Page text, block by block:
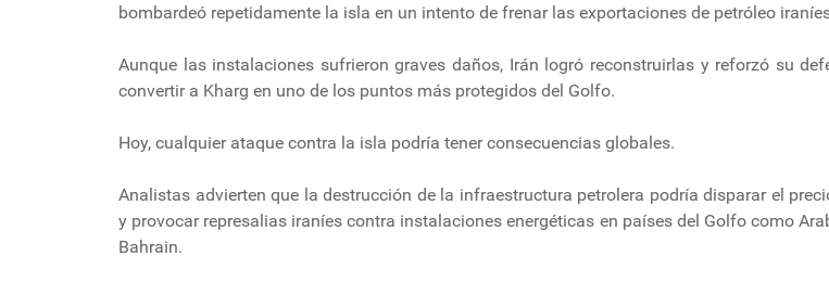
bombardeó repetidamente la isla en un intento de frenar las exportaciones de petróleo
Aunque las instalaciones sufrieron graves daños, Irán logró reconstruirlas y reforzó su
convertir a Kharg en uno de los puntos más protegidos del Golfo.
Hoy, cualquier ataque contra la isla podría tener consecuencias globales.
Analistas advierten que la destrucción de la infraestructura petrolera podría disparar el
y provocar represalias iraníes contra instalaciones energéticas en países del Golfo como
Bahrain.